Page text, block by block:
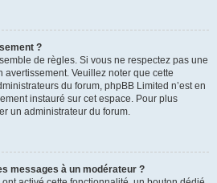
?
de règles. Si vous ne respectez pas une
avertissement. Veuillez noter que cette
du forum, phpBB Limited n’est en
instauré sur cet espace. Pour plus
un administrateur du forum.
messages à un modérateur ?